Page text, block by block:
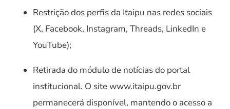
Restrição dos perfis da Itaipu nas redes sociais
(X, Facebook, Instagram, Threads, LinkedIn e
YouTube);
Retirada do módulo de notícias do portal
institucional. O site www.itaipu.gov.br
permanecerá disponível, mantendo o acesso a